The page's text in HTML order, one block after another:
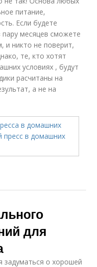
питание,
Если будете
месяцев сможете
и никто не поверит,
те, кто хотят
условиях , будут
расчитаны на
а не на
для
о хорошей